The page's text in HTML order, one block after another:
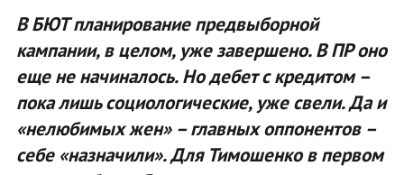
В БЮТ планирование предвыборной
кампании, в целом, уже завершено. В ПР оно
еще не начиналось. Но дебет с кредитом –
пока лишь социологические, уже свели. Да и
«нелюбимых жен» – главных оппонентов –
себе «назначили». Для Тимошенко в первом